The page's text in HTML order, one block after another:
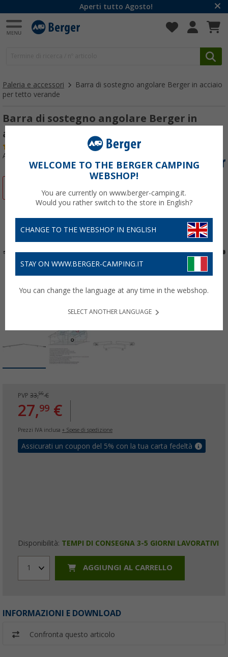
Aperti tutto Agosto!
Paleria e accessori
Barra di sostegno angolare Berger in acciaio
per tetto verande
Barra di sostegno angolare Berger in
acciaio per tetto verande
Articolo n: 250390
PVP 33,99€
27,99 €
Prezzi IVA inclusa + Spese di spedizione
Assicurati un coupon del 5% con la tua carta fedeltà
Disponibilità: TEMPI DI CONSEGNA 3-5 GIORNI LAVORATIVI
1 AGGIUNGI AL CARRELLO
INFORMAZIONI E DOWNLOAD
Confronta questo articolo
WELCOME TO THE BERGER CAMPING
WEBSHOP!
You are currently on www.berger-camping.it.
Would you rather switch to the store in English?
CHANGE TO THE WEBSHOP IN ENGLISH
STAY ON WWW.BERGER-CAMPING.IT
You can change the language at any time in the webshop.
SELECT ANOTHER LANGUAGE